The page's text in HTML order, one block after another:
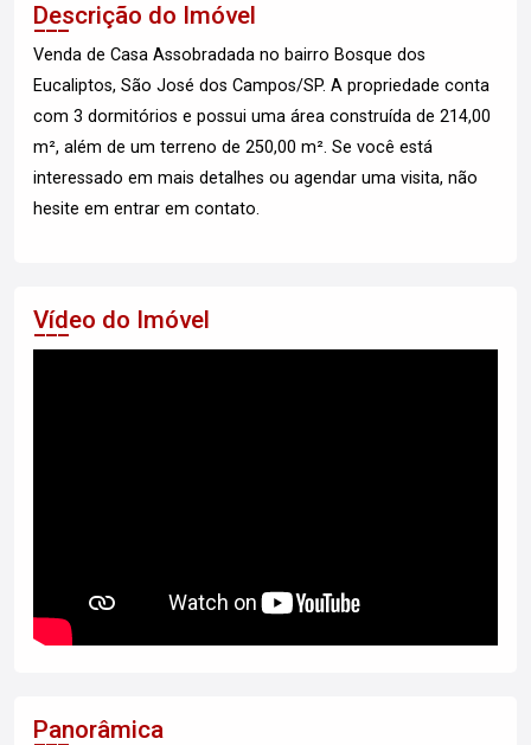
Descrição do Imóvel
Venda de Casa Assobradada no bairro Bosque dos
Eucaliptos, São José dos Campos/SP. A propriedade conta
com 3 dormitórios e possui uma área construída de 214,00
m², além de um terreno de 250,00 m². Se você está
interessado em mais detalhes ou agendar uma visita, não
hesite em entrar em contato.
Vídeo do Imóvel
Panorâmica